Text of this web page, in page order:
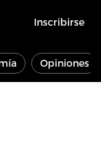
Inscribirse
Opiniones